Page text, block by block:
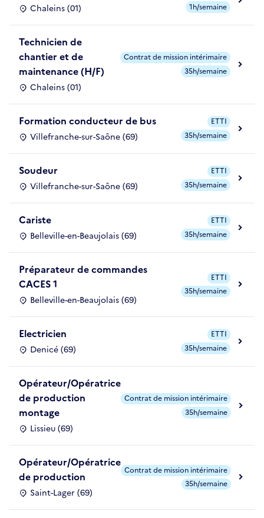
Chaleins (01)
1h/semaine
Technicien de
chantier et de
maintenance (H/F)
Chaleins (01)
Contrat de mission intérimaire
35h/semaine
Formation conducteur de bus
Villefranche-sur-Saône (69)
ETTI
35h/semaine
Soudeur
Villefranche-sur-Saône (69)
ETTI
35h/semaine
Cariste
Belleville-en-Beaujolais (69)
ETTI
35h/semaine
Préparateur de commandes
CACES 1
Belleville-en-Beaujolais (69)
ETTI
35h/semaine
Electricien
Denicé (69)
ETTI
35h/semaine
Opérateur/Opératrice
de production
montage
Lissieu (69)
Contrat de mission intérimaire
35h/semaine
Opérateur/Opératrice
de production
Saint-Lager (69)
Contrat de mission intérimaire
35h/semaine